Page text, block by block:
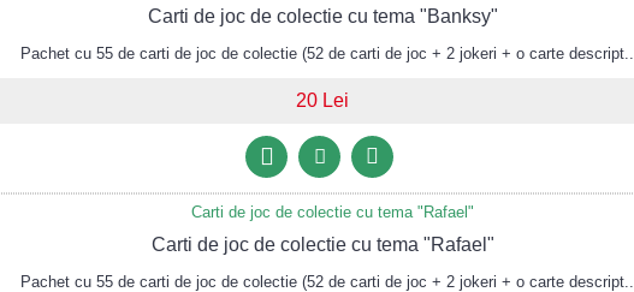
Carti de joc de colectie cu tema "Banksy"
Pachet cu 55 de carti de joc de colectie (52 de carti de joc + 2 jokeri + o carte descript..
20 Lei
Carti de joc de colectie cu tema "Rafael"
Pachet cu 55 de carti de joc de colectie (52 de carti de joc + 2 jokeri + o carte descript..